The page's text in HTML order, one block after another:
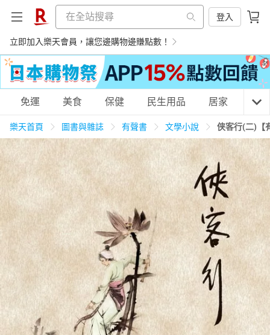
登入
立即加入樂天會員，讓您邊購物邊賺點數！
購物網分類
天天免運 美食蛋糕 養生保健 民生用品
居家生活 3C家電 運動休閒 親子玩具
女裝 男裝 化妝保養 情趣用品
日本購物 電子/紙本書
HOT
免運 美食 保健 民生用品 居家 3C
樂天首頁 圖書與雜誌 有聲書 文學小說 侠客行(二)【